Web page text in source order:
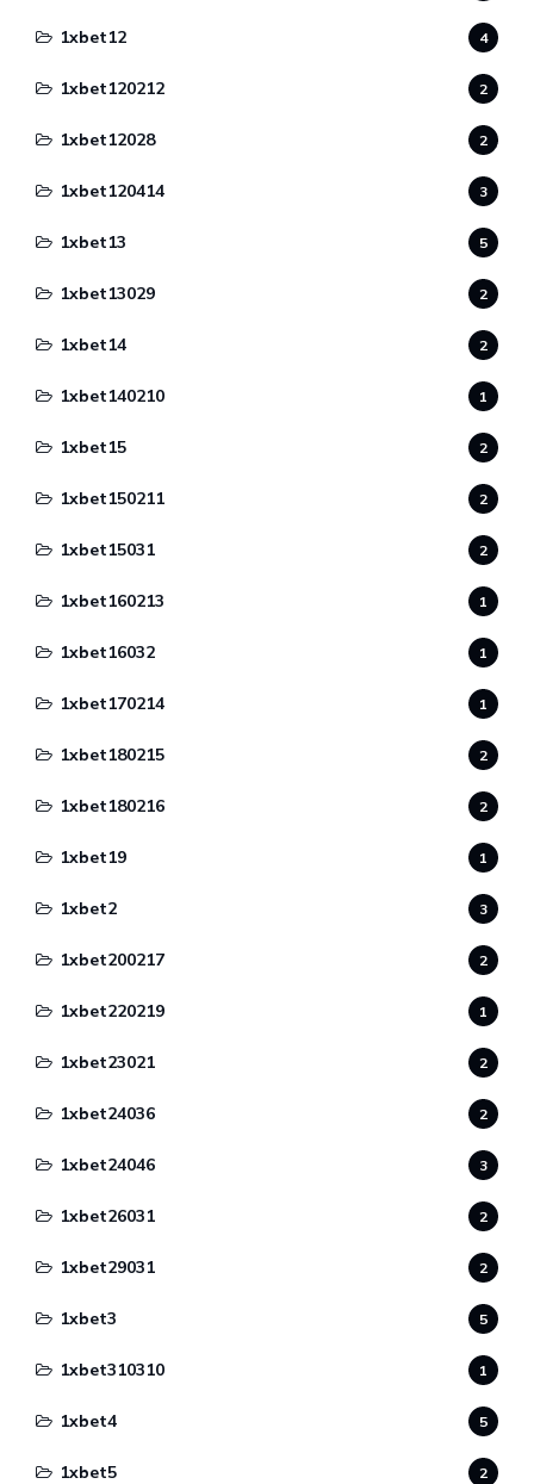
1xbet12 4
1xbet120212 2
1xbet12028 2
1xbet120414 3
1xbet13 5
1xbet13029 2
1xbet14 2
1xbet140210 1
1xbet15 2
1xbet150211 2
1xbet15031 2
1xbet160213 1
1xbet16032 1
1xbet170214 1
1xbet180215 2
1xbet180216 2
1xbet19 1
1xbet2 3
1xbet200217 2
1xbet220219 1
1xbet23021 2
1xbet24036 2
1xbet24046 3
1xbet26031 2
1xbet29031 2
1xbet3 5
1xbet310310 1
1xbet4 5
1xbet5 2